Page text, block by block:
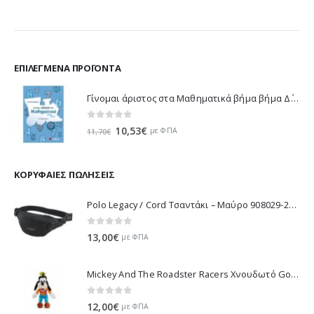
ΕΠΙΛΕΓΜΈΝΑ ΠΡΟΪΌΝΤΑ
Γίνομαι άριστος στα Μαθηματικά βήμα βήμα Δ΄ Δημοτικού - Λυκοτραφίτη Αντιγόνη 21188
11,70€ Original
10,53€ Ημε ΦΠΑ
ΚΟΡΥΦΑΊΕΣ ΠΩΛΉΣΕΙΣ
Polo Legacy / Cord Τσαντάκι – Μαύρο 908029-2000 2022
13,00€ με ΦΠΑ
Mickey And The Roadster Racers Χνουδωτό Goofy 25 εκ 1607-01691
12,00€ με ΦΠΑ